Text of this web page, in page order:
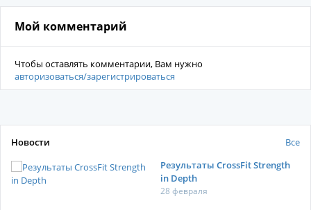
Мой комментарий
Чтобы оставлять комментарии, Вам нужно
авторизоваться/зарегистрироваться
Новости
Все
Результаты CrossFit Strength
in Depth
28 февраля